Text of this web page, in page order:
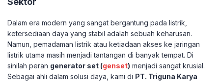
Dalam era modern yang sangat bergantung pada listrik,
ketersediaan daya yang stabil adalah sebuah keharusan.
Namun, pemadaman listrik atau ketiadaan akses ke jaringan
listrik utama masih menjadi tantangan di banyak tempat. Di
sinilah peran generator set (genset) menjadi sangat krusial.
Sebagai ahli dalam solusi daya, kami di PT. Triguna Karya